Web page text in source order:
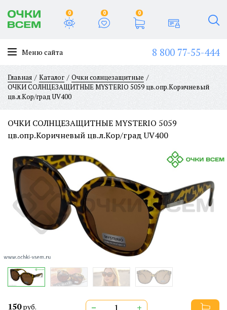
0 0 0
Меню сайта 8 800 77-55-444
Главная Каталог
Очки солнцезащитные
ОЧКИ СОЛНЦЕЗАЩИТНЫЕ MYSTERIO 5059 цв.опр.Коричневый
цв.л.Кор/град UV400
ОЧКИ СОЛНЦЕЗАЩИТНЫЕ MYSTERIO 5059
цв.опр.Коричневый цв.л.Кор/град UV400
150руб. − +